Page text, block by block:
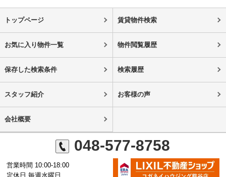
トップページ 賃貸物件検索
お気に入り物件一覧 物件閲覧履歴
保存した検索条件 検索履歴
スタッフ紹介 お客様の声
会社概要
048-577-8758
営業時間 10:00-18:00
定休日 毎週水曜日